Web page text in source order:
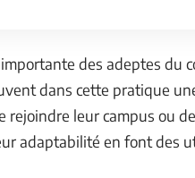
des adeptes du
dans cette pratique
rejoindre leur campus ou
adaptabilité en font des